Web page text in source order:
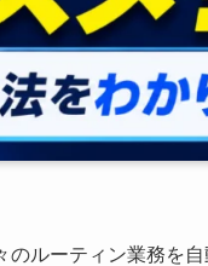
のルーティン業務を